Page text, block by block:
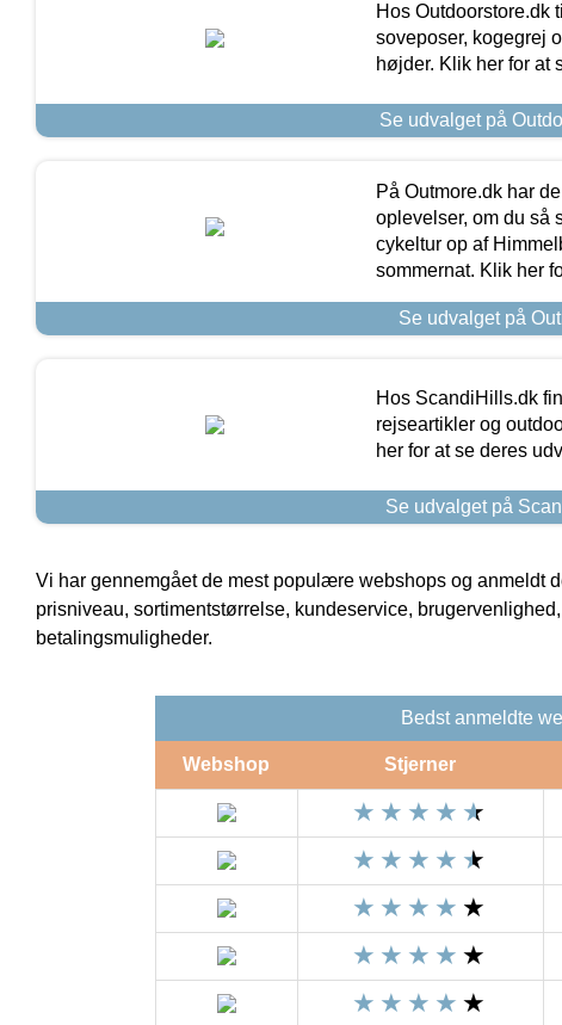
Hos Outdoorstore.dk
soveposer, kogegrej
højder. Klik her for at
Se udvalget på
På Outmore.dk har
oplevelser, om du så
cykeltur op af
sommernat. Klik her
Se udvalget på
Hos ScandiHills.dk
rejseartikler og
her for at se deres
Se udvalget på
Vi har gennemgået de mest populære webshops og anmeldt
prisniveau, sortimentstørrelse, kundeservice,
betalingsmuligheder.
Bedst anmeldte
Webshop Stjerner